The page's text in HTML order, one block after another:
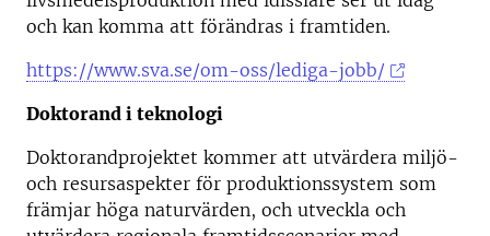
och kan komma att förändras i framtiden.
https://www.sva.se/om-oss/lediga-jobb/
Doktorand i teknologi
Doktorandprojektet kommer att utvärdera miljö-
och resursaspekter för produktionssystem som
främjar höga naturvärden, och utveckla och